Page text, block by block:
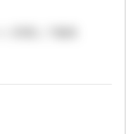
目指して勉強